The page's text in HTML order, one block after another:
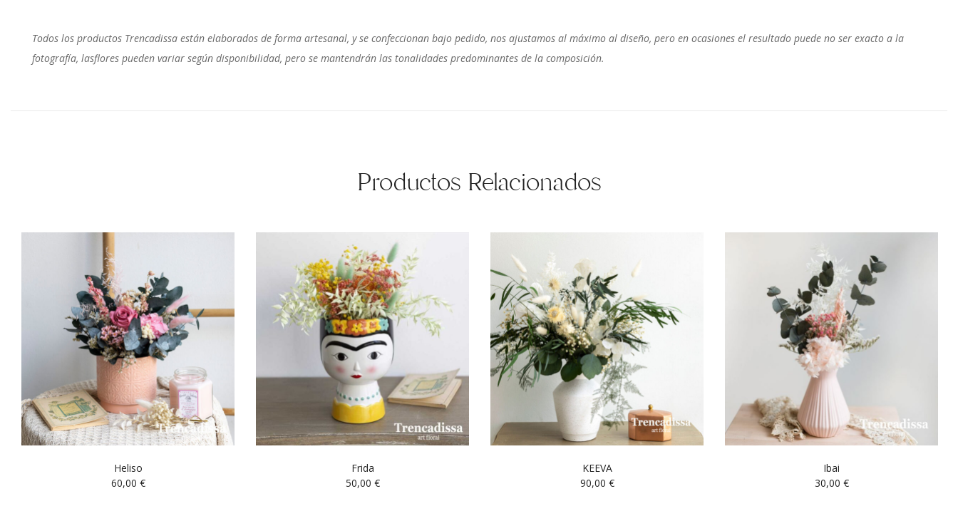
Todos los productos Trencadissa están elaborados de forma artesanal, y se confeccionan bajo pedido, nos ajustamos al máximo al diseño, pero en ocasiones el resultado puede no ser exacto a la
fotografía, lasflores pueden variar según disponibilidad, pero se mantendrán las tonalidades predominantes de la composición.
Productos Relacionados
Heliso
60,00 €
Frida
50,00 €
KEEVA
90,00 €
Ibai
30,00 €